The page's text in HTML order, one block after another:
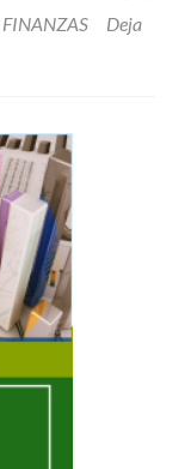
FINANZAS
Deja